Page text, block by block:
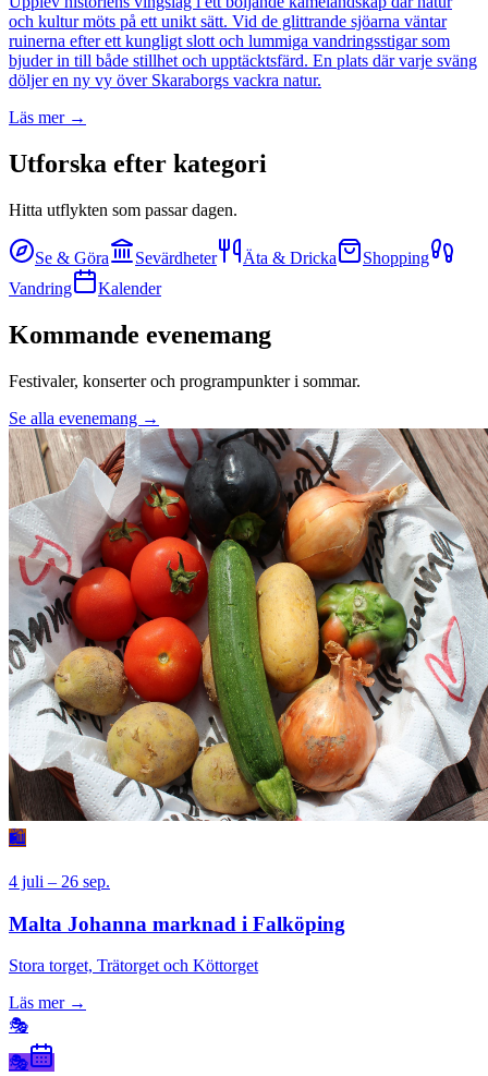
och kultur möts på ett unikt sätt. Vid de glittrande sjöarna väntar
ruinerna efter ett kungligt slott och lummiga vandringsstigar som
bjuder in till både stillhet och upptäcktsfärd. En plats där varje sväng
döljer en ny vy över Skaraborgs vackra natur.
Läs mer →
Utforska efter kategori
Hitta utflykten som passar dagen.
Se & Göra Sevärdheter Äta & Dricka
Shopping
Vandring
Kalender
Kommande evenemang
Festivaler, konserter och programpunkter i sommar.
Se alla evenemang →
🛍
4 juli – 26 sep.
Malta Johanna marknad i Falköping
Stora torget, Trätorget och Köttorget
Läs mer →
🎭
🎭